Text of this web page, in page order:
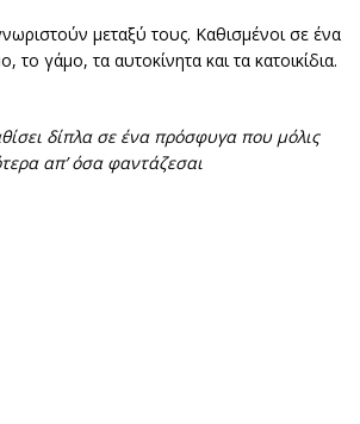
μεταξύ τους. Καθισμένοι σε ένα
γάμο, τα αυτοκίνητα και τα κατοικίδια.
δίπλα σε ένα πρόσφυγα που μόλις
απ’ όσα φαντάζεσαι